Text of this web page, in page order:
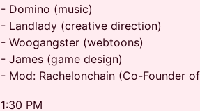
- Domino (music)
- Landlady (creative direction)
- Woogangster (webtoons)
- James (game design)
- Mod: Rachelonchain (Co-Founder
1:30 PM